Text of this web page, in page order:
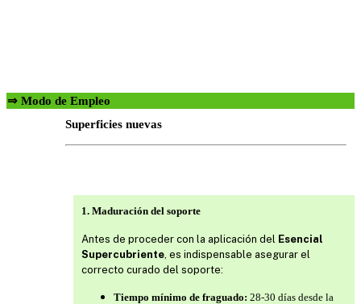
⇒ Modo de Empleo
Superficies nuevas
1. Maduración del soporte
Antes de proceder con la aplicación del Esencial
Supercubriente , es indispensable asegurar el
correcto curado del soporte:
Tiempo mínimo de fraguado: 28-30 días desde la